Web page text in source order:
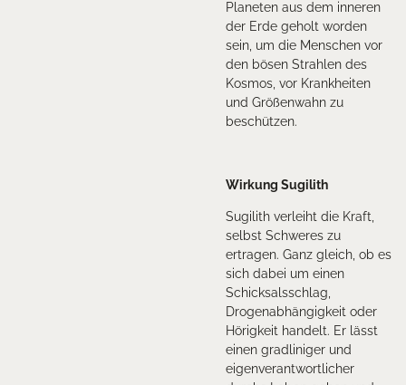
Planeten aus dem inneren
der Erde geholt worden
sein, um die Menschen vor
den bösen Strahlen des
Kosmos, vor Krankheiten
und Größenwahn zu
beschützen.
Wirkung Sugilith
Sugilith verleiht die Kraft,
selbst Schweres zu
ertragen. Ganz gleich, ob es
sich dabei um einen
Schicksalsschlag,
Drogenabhängigkeit oder
Hörigkeit handelt. Er lässt
einen gradliniger und
eigenverantwortlicher